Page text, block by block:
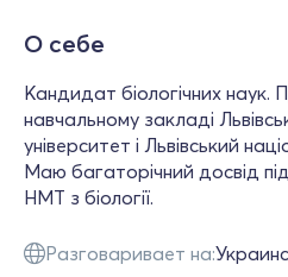
О себе
Кандидат біологічних
навчальному закладі
університет і Львівський
Маю багаторічний досвід
НМТ з біології.
Разговаривает на: